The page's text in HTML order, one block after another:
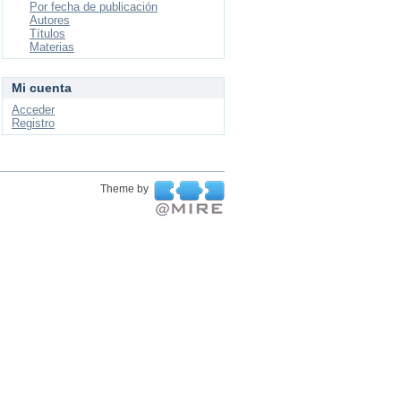
Por fecha de publicación
Autores
Títulos
Materias
Mi cuenta
Acceder
Registro
Theme by